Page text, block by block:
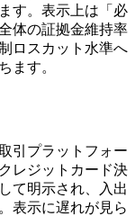
す。表示上は「必
体の証拠金維持率
ロスカット水準へ
ます。
引プラットフォー
レジットカード決
て明示され、入出
表示に遅れが見ら